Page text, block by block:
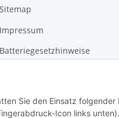
Sie den Einsatz
Icon links
Sitemap
Impressum
Batteriegesetzhinweise